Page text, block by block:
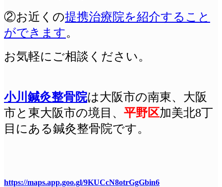
②お近くの提携治療院を紹介すること
ができます。
お気軽にご相談ください。
小川鍼灸整骨院は大阪市の南東、大阪
市と東大阪市の境目、 平野区加美北8丁
目にある鍼灸整骨院です。
https://maps.app.goo.gl/9KUCcN8otrGgGbin6